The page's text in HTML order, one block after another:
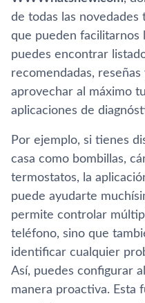
de todas las novedades
que pueden facilitarnos
puedes encontrar
recomendadas, reseñas
aprovechar al máximo
aplicaciones de
Por ejemplo, si tienes
casa como bombillas,
termostatos, la
puede ayudarte
permite controlar
teléfono, sino que
identificar cualquier
Así, puedes configurar
manera proactiva. Esta